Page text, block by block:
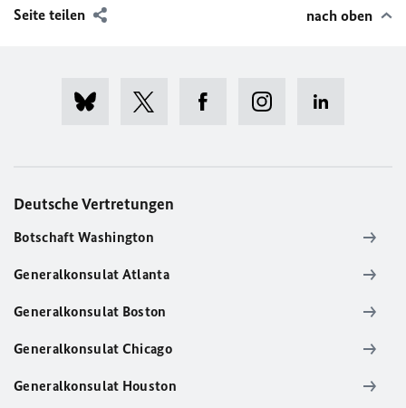
Seite teilen nach oben
Deutsche Vertretungen
Botschaft Washington
Generalkonsulat Atlanta
Generalkonsulat Boston
Generalkonsulat Chicago
Generalkonsulat Houston